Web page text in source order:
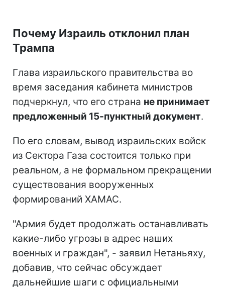
Почему Израиль отклонил план
Трампа
Глава израильского правительства во
время заседания кабинета министров
подчеркнул, что его страна не принимает
предложенный 15-пунктный документ.
По его словам, вывод израильских войск
из Сектора Газа состоится только при
реальном, а не формальном прекращении
существования вооруженных
формирований ХАМАС.
"Армия будет продолжать останавливать
какие-либо угрозы в адрес наших
военных и граждан", - заявил Нетаньяху,
добавив, что сейчас обсуждает
дальнейшие шаги с официальными